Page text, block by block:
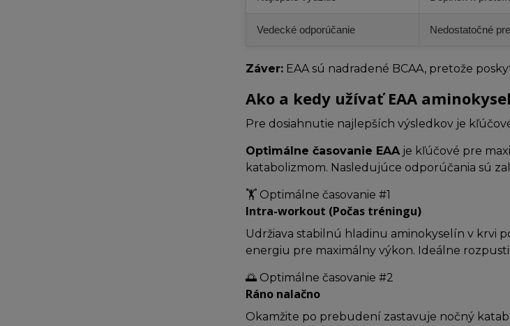
Vedecké odporúčanie Nedostatočné
Záver: EAA sú nadradené BCAA, pretože
Ako a kedy užívať EAA
Pre dosiahnutie najlepších výsledkov je
Optimálne časovanie EAAje kľúčové pre
katabolizmom. Nasledujúce odporúčania sú
🏋️ Optimálne časovanie #1
Intra-workout (Počas tréningu)
Udržiava stabilnú hladinu aminokyselín v krvi
energiu pre maximálny výkon. Ideálne
🌅 Optimálne časovanie #2
Ráno nalačno
Okamžite po prebudení zastavuje nočný